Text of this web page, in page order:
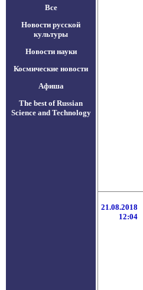
Все
Новости русской
культуры
Новости науки
Космические новости
Афиша
The best of Russian
Science and Technology
21.08.2018
12:04